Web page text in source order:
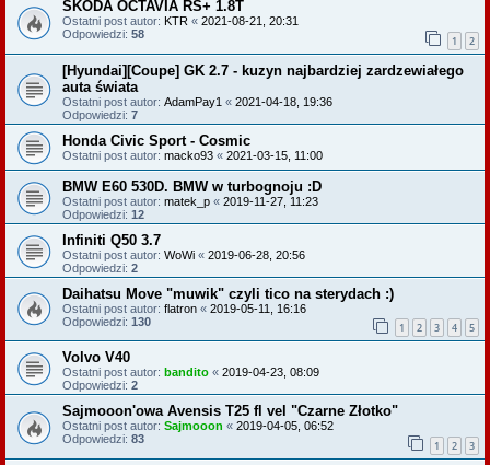
SKODA OCTAVIA RS+ 1.8T
Ostatni post autor: KTR « 2021-08-21, 20:31
Odpowiedzi: 58 1 2
[Hyundai][Coupe] GK 2.7 - kuzyn najbardziej zardzewiałego
auta świata
Ostatni post autor: AdamPay1 « 2021-04-18, 19:36
Odpowiedzi: 7
Honda Civic Sport - Cosmic
Ostatni post autor: macko93 « 2021-03-15, 11:00
BMW E60 530D. BMW w turbognoju :D
Ostatni post autor: matek_p « 2019-11-27, 11:23
Odpowiedzi: 12
Infiniti Q50 3.7
Ostatni post autor: WoWi « 2019-06-28, 20:56
Odpowiedzi: 2
Daihatsu Move "muwik" czyli tico na sterydach :)
Ostatni post autor: flatron « 2019-05-11, 16:16
Odpowiedzi: 130 1 2 3 4 5
Volvo V40
Ostatni post autor: bandito « 2019-04-23, 08:09
Odpowiedzi: 2
Sajmooon'owa Avensis T25 fl vel "Czarne Złotko"
Ostatni post autor: Sajmooon « 2019-04-05, 06:52
Odpowiedzi: 83 1 2 3